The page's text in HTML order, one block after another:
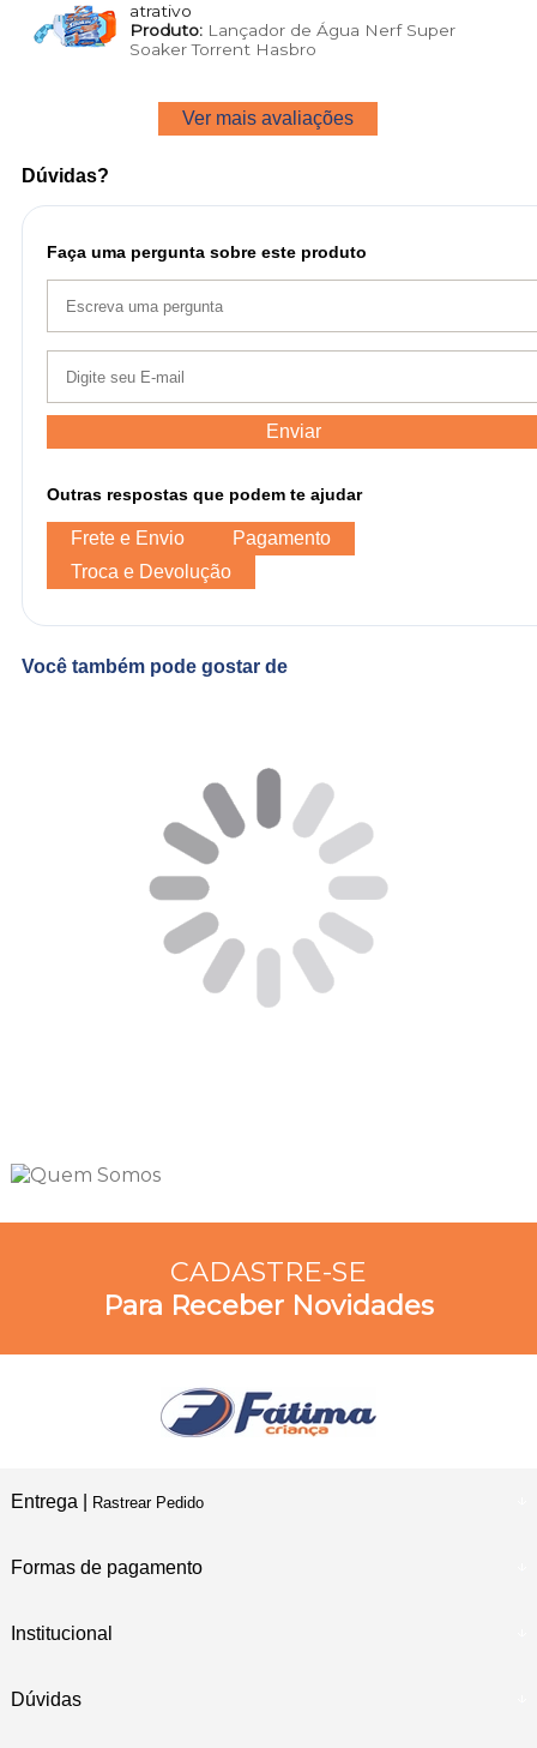
atrativo
Produto:Lançador de Água Nerf Super
Soaker Torrent Hasbro
Ver mais avaliações
Dúvidas?
Faça uma pergunta sobre este produto
Enviar
Outras respostas que podem te ajudar
Frete e Envio
Pagamento
Troca e Devolução
Você também pode gostar de
CADASTRE-SE
Para Receber Novidades
Entrega | Rastrear Pedido
Formas de pagamento
Institucional
Dúvidas